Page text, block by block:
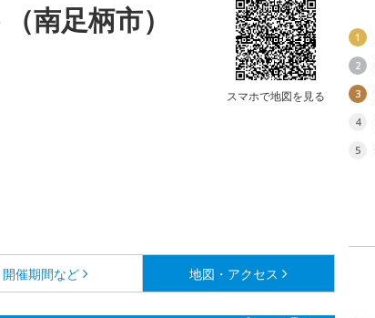
南足柄市）
スマホで地図を見る
開催期間など 地図・アクセス
1
2
3
4
5